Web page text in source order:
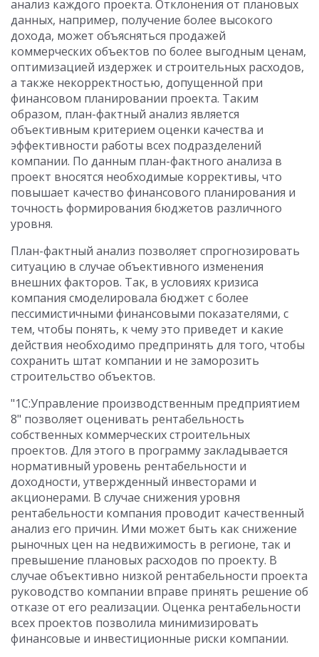
анализ каждого проекта. Отклонения от плановых
данных, например, получение более высокого
дохода, может объясняться продажей
коммерческих объектов по более выгодным ценам,
оптимизацией издержек и строительных расходов,
а также некорректностью, допущенной при
финансовом планировании проекта. Таким
образом, план-фактный анализ является
объективным критерием оценки качества и
эффективности работы всех подразделений
компании. По данным план-фактного анализа в
проект вносятся необходимые коррективы, что
повышает качество финансового планирования и
точность формирования бюджетов различного
уровня.
План-фактный анализ позволяет спрогнозировать
ситуацию в случае объективного изменения
внешних факторов. Так, в условиях кризиса
компания смоделировала бюджет с более
пессимистичными финансовыми показателями, с
тем, чтобы понять, к чему это приведет и какие
действия необходимо предпринять для того, чтобы
сохранить штат компании и не заморозить
строительство объектов.
"1С:Управление производственным предприятием
8" позволяет оценивать рентабельность
собственных коммерческих строительных
проектов. Для этого в программу закладывается
нормативный уровень рентабельности и
доходности, утвержденный инвесторами и
акционерами. В случае снижения уровня
рентабельности компания проводит качественный
анализ его причин. Ими может быть как снижение
рыночных цен на недвижимость в регионе, так и
превышение плановых расходов по проекту. В
случае объективно низкой рентабельности проекта
руководство компании вправе принять решение об
отказе от его реализации. Оценка рентабельности
всех проектов позволила минимизировать
финансовые и инвестиционные риски компании.